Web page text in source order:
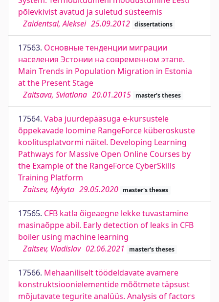
põlevkivist avatud ja suletud süsteemis
Zaidentsal, Aleksei 25.09.2012 dissertations
17563. Основные тенденции миграции
населения Эстонии на современном этапе.
Main Trends in Population Migration in Estonia
at the Present Stage
Zaitsava, Sviatlana 20.01.2015 master's theses
17564. Vaba juurdepääsuga e-kursustele
õppekavade loomine RangeForce küberoskuste
koolitusplatvormi näitel. Developing Learning
Pathways for Massive Open Online Courses by
the Example of the RangeForce CyberSkills
Training Platform
Zaitsev, Mykyta 29.05.2020 master's theses
17565. CFB katla õigeaegne lekke tuvastamine
masinaõppe abil. Early detection of leaks in CFB
boiler using machine learning
Zaitsev, Vladislav 02.06.2021 master's theses
17566. Mehaaniliselt töödeldavate avamere
konstruktsioonielementide mõõtmete täpsust
mõjutavate tegurite analüüs. Analysis of factors